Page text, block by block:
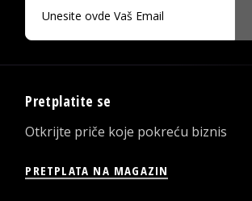
Pretplatite se
Otkrijte priče koje pokreću biznis
PRETPLATA NA MAGAZIN